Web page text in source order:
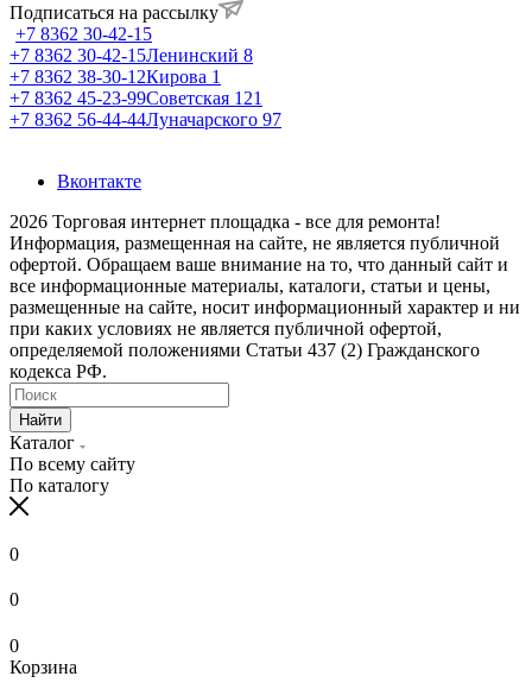
Подписаться на рассылку
+7 8362 30-42-15
+7 8362 30-42-15Ленинский 8
+7 8362 38-30-12Кирова 1
+7 8362 45-23-99Советская 121
+7 8362 56-44-44Луначарского 97
Вконтакте
2026 Торговая интернет площадка - все для ремонта!
Информация, размещенная на сайте, не является публичной
офертой. Обращаем ваше внимание на то, что данный сайт и
все информационные материалы, каталоги, статьи и цены,
размещенные на сайте, носит информационный характер и ни
при каких условиях не является публичной офертой,
определяемой положениями Статьи 437 (2) Гражданского
кодекса РФ.
Найти
Каталог
По всему сайту
По каталогу
0
0
0
Корзина